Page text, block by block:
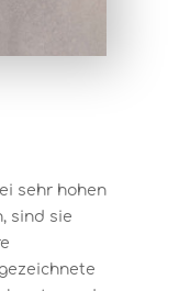
sehr hohen
sind sie